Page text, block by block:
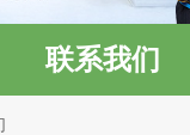
联系我们